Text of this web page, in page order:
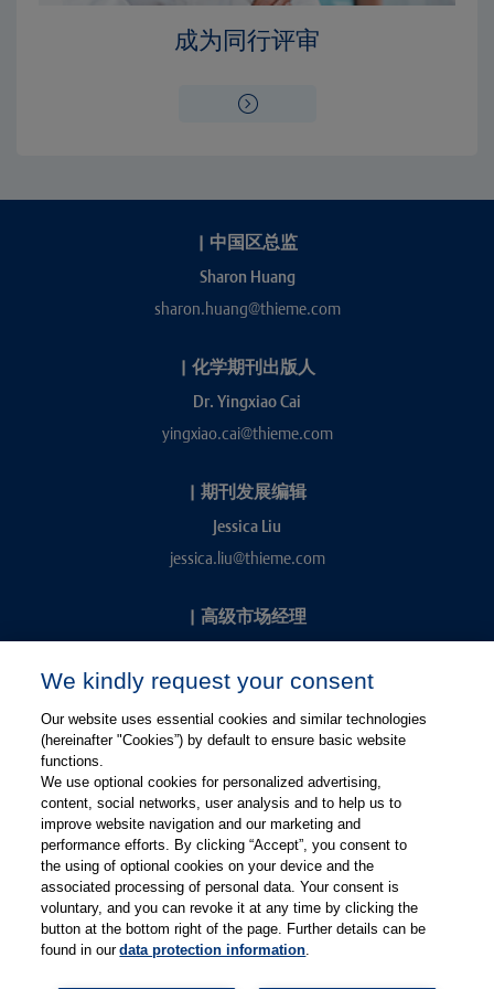
成为同行评审
| 中国区总监
Sharon Huang
sharon.huang@thieme.com
| 化学期刊出版人
Dr. Yingxiao Cai
yingxiao.cai@thieme.com
| 期刊发展编辑
Jessica Liu
jessica.liu@thieme.com
| 高级市场经理
kevin.chang@thieme.com
关注微博
关注微信
有关Thieme图书翻译及版权业务，请联系：rights@thieme.de
We kindly request your consent
Our website uses essential cookies and similar technologies
(hereinafter "Cookies”) by default to ensure basic website
functions.
We use optional cookies for personalized advertising,
content, social networks, user analysis and to help us to
improve website navigation and our marketing and
performance efforts. By clicking “Accept”, you consent to
the using of optional cookies on your device and the
associated processing of personal data. Your consent is
voluntary, and you can revoke it at any time by clicking the
button at the bottom right of the page. Further details can be
found in ourdata protection information.